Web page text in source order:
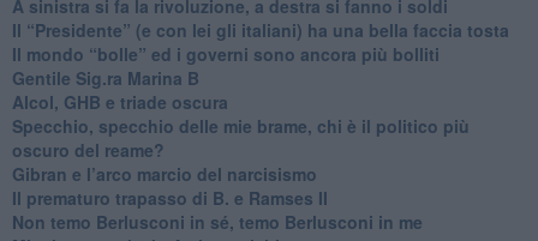
​A sinistra si fa la rivoluzione, a destra si fanno i soldi
​Il “Presidente” (e con lei gli italiani) ha una bella faccia tosta
​Il mondo “bolle” ed i governi sono ancora più bolliti
​Gentile Sig.ra Marina B
​Alcol, GHB e triade oscura
​Specchio, specchio delle mie brame, chi è il politico più
oscuro del reame?
​Gibran e l’arco marcio del narcisismo
​Il prematuro trapasso di B. e Ramses II
​Non temo Berlusconi in sé, temo Berlusconi in me